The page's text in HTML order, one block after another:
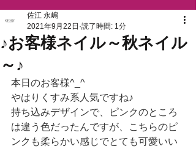
♪お客様ネイル～秋ネイル
～♪
佐江 永嶋
2021年9月22日 読了時間: 1分
本日のお客様^_^
やはりくすみ系人気ですね♪
持ち込みデザインで、ピンクのところ
は違う色だったんですが、こちらのピ
ンクも柔らかい感じでとても可愛いい